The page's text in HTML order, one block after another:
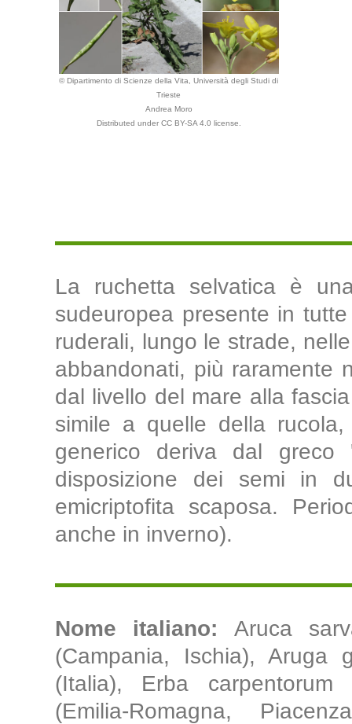
© Dipartimento di Scienze della Vita, Università degli Studi di
Trieste
Andrea Moro
Distributed under CC BY-SA 4.0 license.
La ruchetta selvatica è
sudeuropea presente in
ruderali, lungo le strade,
abbandonati, più raramente
dal livello del mare alla
simile a quelle della
generico deriva dal
disposizione dei semi in
emicriptofita scaposa.
anche in inverno).
Nome italiano: Aruca
(Campania, Ischia), Aruga
(Italia), Erba carpentorum
(Emilia-Romagna,